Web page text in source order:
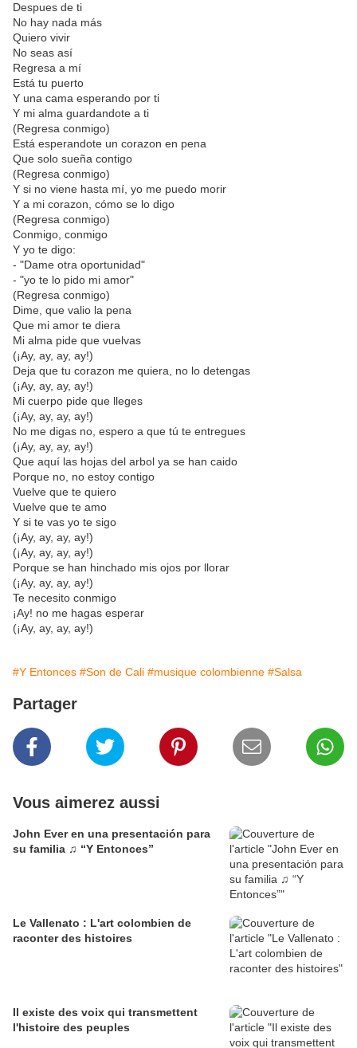
Despues de ti
No hay nada más
Quiero vivir
No seas así
Regresa a mí
Está tu puerto
Y una cama esperando por ti
Y mi alma guardandote a ti
(Regresa conmigo)
Está esperandote un corazon en pena
Que solo sueña contigo
(Regresa conmigo)
Y si no viene hasta mí, yo me puedo morir
Y a mi corazon, cómo se lo digo
(Regresa conmigo)
Conmigo, conmigo
Y yo te digo:
- "Dame otra oportunidad"
- "yo te lo pido mi amor"
(Regresa conmigo)
Dime, que valio la pena
Que mi amor te diera
Mi alma pide que vuelvas
(¡Ay, ay, ay, ay!)
Deja que tu corazon me quiera, no lo detengas
(¡Ay, ay, ay, ay!)
Mi cuerpo pide que lleges
(¡Ay, ay, ay, ay!)
No me digas no, espero a que tú te entregues
(¡Ay, ay, ay, ay!)
Que aquí las hojas del arbol ya se han caido
Porque no, no estoy contigo
Vuelve que te quiero
Vuelve que te amo
Y si te vas yo te sigo
(¡Ay, ay, ay, ay!)
(¡Ay, ay, ay, ay!)
Porque se han hinchado mis ojos por llorar
(¡Ay, ay, ay, ay!)
Te necesito conmigo
¡Ay! no me hagas esperar
(¡Ay, ay, ay, ay!)
#Y Entonces #Son de Cali #musique colombienne #Salsa
Partager
Vous aimerez aussi
John Ever en una presentación para
su familia ♫ “Y Entonces”
Le Vallenato : L'art colombien de
raconter des histoires
Il existe des voix qui transmettent
l'histoire des peuples